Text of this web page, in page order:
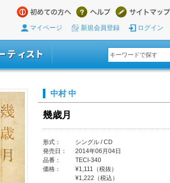
マイページ 新規会員登録 ログイン
中村 中
幾歳月
形式：
シングル / CD
発売日：
2014年06月04日
品番：
TECI-340
価格：
¥1,111（税抜）
¥1,222（税込）